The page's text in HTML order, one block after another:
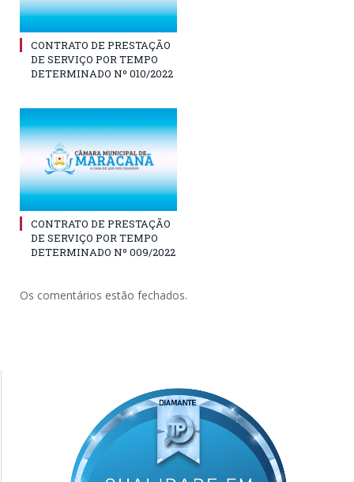
CONTRATO DE PRESTAÇÃO
DE SERVIÇO POR TEMPO
DETERMINADO Nº 010/2022
CONTRATO DE PRESTAÇÃO
DE SERVIÇO POR TEMPO
DETERMINADO Nº 009/2022
Os comentários estão fechados.